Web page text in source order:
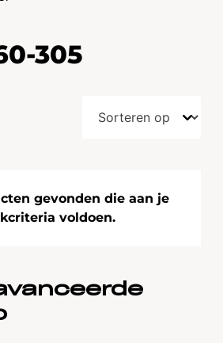
305
gevonden die aan je
voldoen.